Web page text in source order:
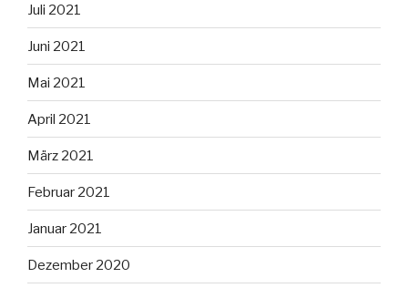
Juli 2021
Juni 2021
Mai 2021
April 2021
März 2021
Februar 2021
Januar 2021
Dezember 2020